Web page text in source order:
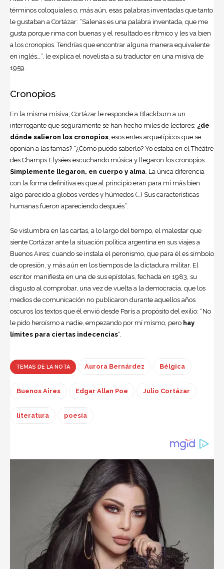
términos coloquiales o, más aún, esas palabras inventadas que tanto
le gustaban a Cortázar: “Salenas es una palabra inventada, que me
gusta porque rima con buenas y el resultado es rítmico y les va bien
a los cronopios. Tendrías que encontrar alguna manera equivalente
en inglés…”, le explica el novelista a su traductor en una misiva de
1959.
Cronopios
En la misma misiva, Cortázar le responde a Blackburn a un
interrogante que seguramente se han hecho miles de lectores: ¿de
dónde salieron los cronopios , esos entes arquetípicos que se
oponían a las famas? “¿Cómo puedo saberlo? Yo estaba en el Théâtre
des Champs Elysées escuchando música y llegaron los cronopios.
Simplemente llegaron, en cuerpo y alma . La única diferencia
con la forma definitiva es que al principio eran para mí más bien
algo parecido a globos verdes y húmedos (…) Sus características
humanas fueron apareciendo después”.
Se vislumbra en las cartas, a lo largo del tiempo, el malestar que
siente Cortázar ante la situación política argentina en sus viajes a
Buenos Aires; cuando se instala el peronismo, que para él es símbolo
de opresión, y más aún en los tiempos de la dictadura militar. El
escritor manifiesta en una de sus epístolas, fechada en 1983, su
disgusto al comprobar, una vez de vuelta a la democracia, que los
medios de comunicación no publicaron durante aquellos años
oscuros los textos que él envió desde París a propósito del exilio: “No
le pido heroísmo a nadie, empezando por mí mismo, pero hay
límites para ciertas indecencias“.
TEMAS DE LA NOTA Aurora Bernárdez Bélgica
Buenos Aires Edgar Allan Poe Julio Cortázar
literatura poesía